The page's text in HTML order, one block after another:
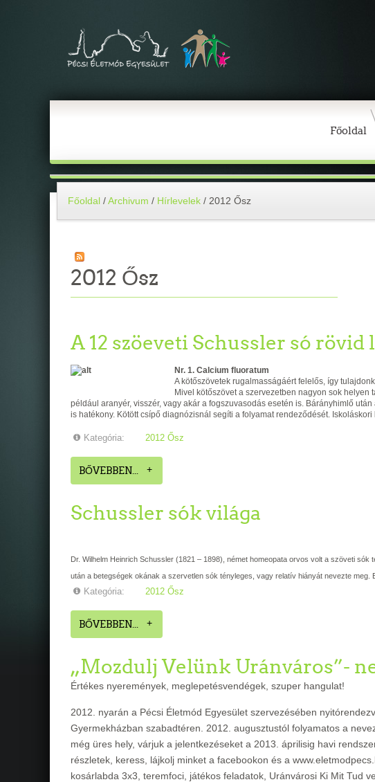
Főoldal
Főoldal /Archivum / Hírlevelek / 2012 Ősz
2012 Ősz
A 12 szöeveti Schussler só rövid
Nr. 1. Calcium fluoratum
A kötőszövetek rugalmasságáért felelős, így
Mivel kötőszövet a szervezetben nagyon sok
például aranyér, visszér, vagy akár a fogszuvasodás esetén is. Bárányhimlő
is hatékony. Kötött csípő diagnózisnál segíti a folyamat rendeződését.
Kategória: 2012 Ősz
BŐVEBBEN...
Schussler sók világa
Dr. Wilhelm Heinrich Schussler (1821 – 1898), német homeopata orvos volt a szöveti
után a betegségek okának a szervetlen sók tényleges, vagy relatív hiányát nevezte
Kategória: 2012 Ősz
BŐVEBBEN...
„Mozdulj Velünk Uránváros”-
Értékes nyeremények, meglepetésvendégek, szuper hangulat!
2012. nyarán a Pécsi Életmód Egyesület szervezésében
Gyermekházban szabadtéren. 2012. augusztustól folyamatos a
még üres hely, várjuk a jelentkezéseket a 2013. áprilisig havi
részletek, keress, lájkolj minket a facebookon és a
kosárlabda 3x3, teremfoci, játékos feladatok, Uránvárosi Ki Mit Tud